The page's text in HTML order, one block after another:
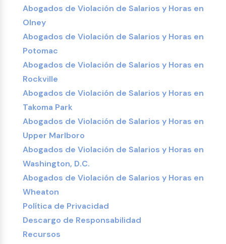
Abogados de Violación de Salarios y Horas en
Olney
Abogados de Violación de Salarios y Horas en
Potomac
Abogados de Violación de Salarios y Horas en
Rockville
Abogados de Violación de Salarios y Horas en
Takoma Park
Abogados de Violación de Salarios y Horas en
Upper Marlboro
Abogados de Violación de Salarios y Horas en
Washington, D.C.
Abogados de Violación de Salarios y Horas en
Wheaton
Política de Privacidad
Descargo de Responsabilidad
Recursos